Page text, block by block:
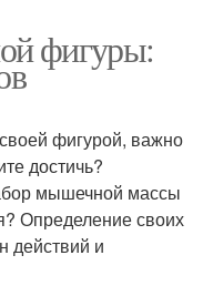
фигуры:
фигурой, важно
достичь?
мышечной массы
Определение своих
действий и